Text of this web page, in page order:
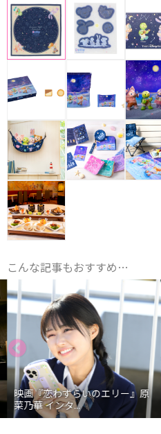
こんな記事もおすすめ…
映画『恋わずらいのエリー』原
菜乃華 インタ...